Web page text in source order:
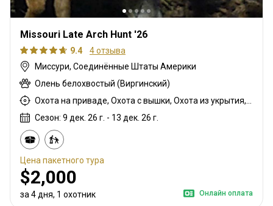
Missouri Late Arch Hunt '26
9.4
4 отзыва
Миссури, Соединённые Штаты Америки
Олень белохвостый (Виргинский)
Сезон: 9 дек. 26 г. - 13 дек. 26 г.
Цена пакетного тура
$2,000
за 4 дня, 1 охотник Онлайн оплата